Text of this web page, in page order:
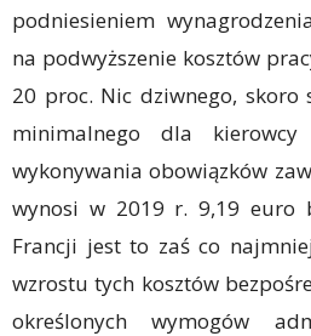
podniesieniem
na podwyższenie kosztów
20 proc. Nic dziwnego, skoro
minimalnego dla kierowcy
wykonywania obowiązków
wynosi w 2019 r. 9,19 euro
Francji jest to zaś co
wzrostu tych kosztów
określonych wymogów